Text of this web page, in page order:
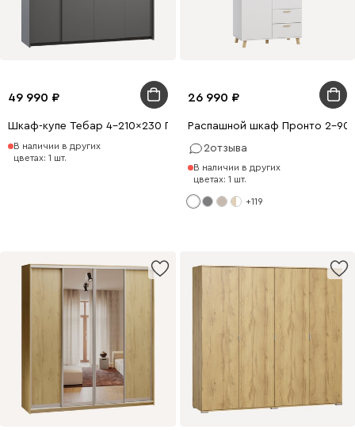
49 990
Шкаф-купе Тебар 4-210x230 Графитовый без зеркал
В наличии в других
цветах: 1 шт.
26 990
Распашной шкаф Пронто 2-
2отзыва
В наличии в других
цветах: 1 шт.
+119